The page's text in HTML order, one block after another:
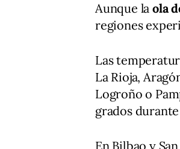
Aunque la ola
regiones
Las
La Rioja,
Logroño o
grados
En Bilbao y